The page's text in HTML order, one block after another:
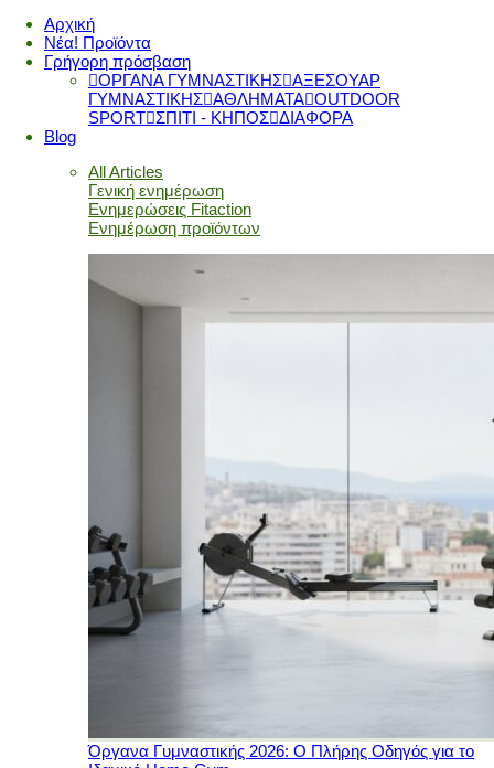
Αρχική
Νέα! Προϊόντα
Γρήγορη πρόσβαση
ΟΡΓΑΝΑ ΓΥΜΝΑΣΤΙΚΗΣ ΑΞΕΣΟΥΑΡ
ΓΥΜΝΑΣΤΙΚΗΣ ΑΘΛΗΜΑΤΑ OUTDOOR
SPORT ΣΠΙΤΙ - ΚΗΠΟΣ ΔΙΑΦΟΡΑ
Blog
All Articles
Γενική ενημέρωση
Ενημερώσεις Fitaction
Ενημέρωση προϊόντων
Όργανα Γυμναστικής 2026: Ο Πλήρης Οδηγός για το